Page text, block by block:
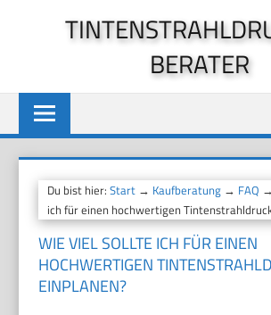
BERATER
Du bist hier:Start → Kaufberatung → FAQ
ich für einen hochwertigen
WIE VIEL SOLLTE ICH FÜR EINEN
HOCHWERTIGEN
EINPLANEN?